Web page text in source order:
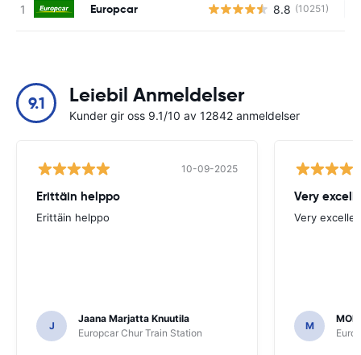
Europcar 8.8 (10251)
9.1 Leiebil Anmeldelser
Kunder gir oss 9.1/10 av 12842 anmeldelser
10-09-2025
Erittäin helppo
Erittäin helppo
J
Jaana Marjatta Knuutila
Europcar Chur Train Station
Very
Very
M